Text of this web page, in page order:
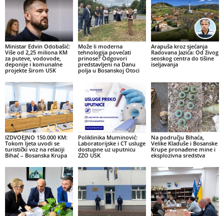
Ministar Edvin Odobašić:
Više od 2,25 miliona KM
za puteve, vodovode,
deponije i komunalne
projekte širom USK
Može li moderna
tehnologija povećati
prinose? Odgovori
predstavljeni na Danu
polja u Bosanskoj Otoci
Arapuša kroz sjećanja
Radovana Jazića: Od živog
seoskog centra do tišine
iseljavanja
IZDVOEJNO 150.000 KM:
Tokom ljeta uvodi se
turistički voz na relaciji
Bihać – Bosanska Krupa
Poliklinika Muminović:
Laboratorijske i CT usluge
dostupne uz uputnicu
ZZO USK
Na području Bihaća,
Velike Kladuše i Bosanske
Krupe pronađene mine i
eksplozivna sredstva